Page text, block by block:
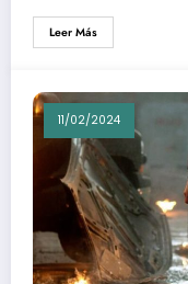
Leer Más
11/02/2024